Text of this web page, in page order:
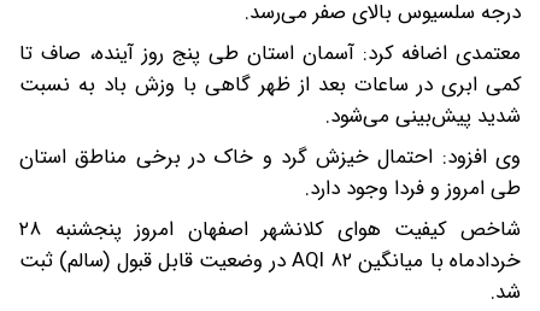
درجه سلسیوس بالای صفر می‌رسد.
معتمدی اضافه کرد: آسمان استان طی پنج روز آینده، صاف تا
کمی ابری در ساعات بعد از ظهر گاهی با وزش باد به نسبت
شدید پیش‌بینی می‌شود.
وی افزود: احتمال خیزش گرد و خاک در برخی مناطق استان
طی امروز و فردا وجود دارد.
شاخص کیفیت هوای کلانشهر اصفهان امروز پنجشنبه ۲۸
خردادماه با میانگین ۸۲ AQI در وضعیت قابل قبول (سالم) ثبت
شد.